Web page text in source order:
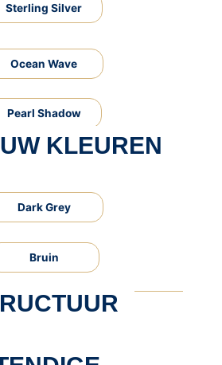
Sterling Silver
Ocean Wave
Pearl Shadow
KLEUREN
Dark Grey
Bruin